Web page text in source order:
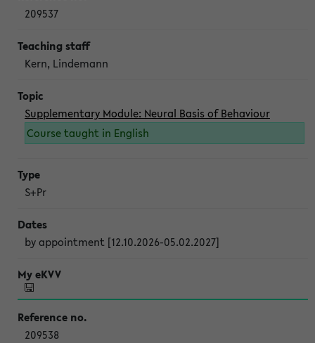
209537
Kern, Lindemann
Supplementary Module: Neural Basis of Behaviour
Course taught in English
S+Pr
by appointment [12.10.2026-05.02.2027]
209538